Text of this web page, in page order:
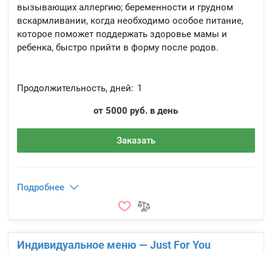
вызывающих аллергию; беременности и грудном
вскармливании, когда необходимо особое питание,
которое поможет поддержать здоровье мамы и
ребенка, быстро прийти в форму после родов.
Продолжительность, дней: 1
от 5000 руб. в день
Заказать
Подробнее
Индивидуальное меню — Just For You